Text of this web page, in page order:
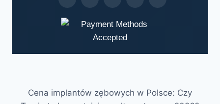
Cena implantów zębowych w Polsce: Czy